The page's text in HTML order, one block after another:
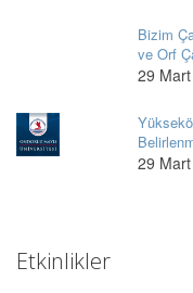
Bizim
ve Orf
29
29
Etkinlikler